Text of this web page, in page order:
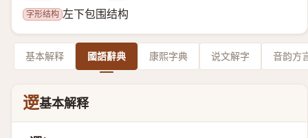
字形结构 左下包围结构
基本解释 國語辭典 康熙字典 说文解字 音韵方
遻基本解释